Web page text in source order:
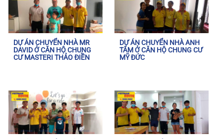
DỰ ÁN CHUYỂN NHÀ MR
DAVID Ở CĂN HỘ CHUNG
CƯ MASTERI THẢO ĐIỀN
DỰ ÁN CHUYỂN NHÀ ANH
TÂM Ở CĂN HỘ CHUNG CƯ
MỸ ĐỨC